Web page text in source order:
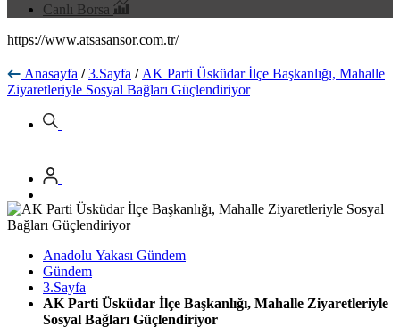
Canlı Borsa
https://www.atsasansor.com.tr/
Anasayfa / 3.Sayfa / AK Parti Üsküdar İlçe Başkanlığı, Mahalle
Ziyaretleriyle Sosyal Bağları Güçlendiriyor
Anadolu Yakası Gündem
Gündem
3.Sayfa
AK Parti Üsküdar İlçe Başkanlığı, Mahalle Ziyaretleriyle
Sosyal Bağları Güçlendiriyor